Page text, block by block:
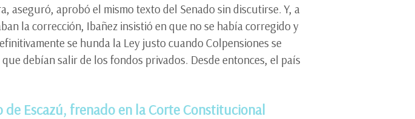
aseguró, aprobó el mismo texto del Senado sin discutirse. Y, a
la corrección, Ibañez insistió en que no se había corregido y
se hunda la Ley justo cuando Colpensiones se
debían salir de los fondos privados. Desde entonces, el país
de Escazú, frenado en la Corte Constitucional